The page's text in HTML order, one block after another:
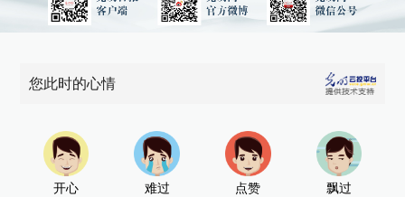
您此时的心情
开心 难过 点赞 飘过